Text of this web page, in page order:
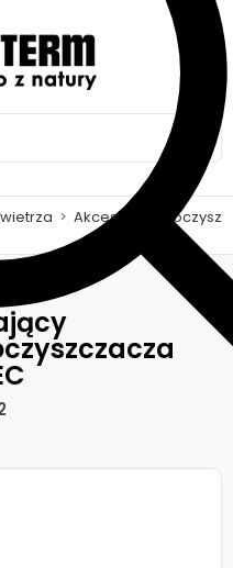
> Akcesoria do